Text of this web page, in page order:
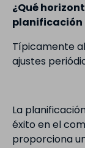
¿Qué
Típicamente
ajustes
La
éxito en el
proporciona